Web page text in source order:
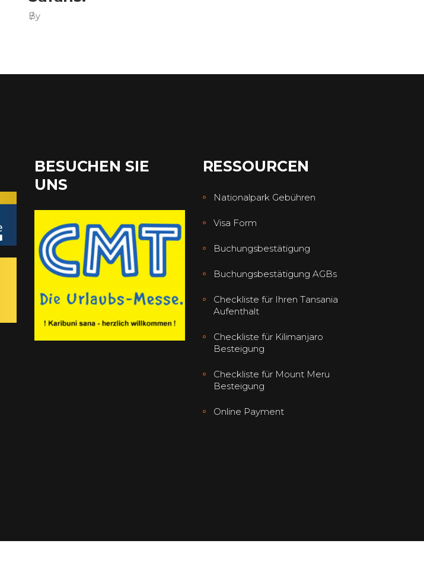
By
BESUCHEN SIE
UNS
RESSOURCEN
Nationalpark Gebühren
Visa Form
Buchungsbestätigung
Buchungsbestätigung AGBs
Checkliste für Ihren Tansania
Aufenthalt
Checkliste für Kilimanjaro
Besteigung
Checkliste für Mount Meru
Besteigung
Online Payment